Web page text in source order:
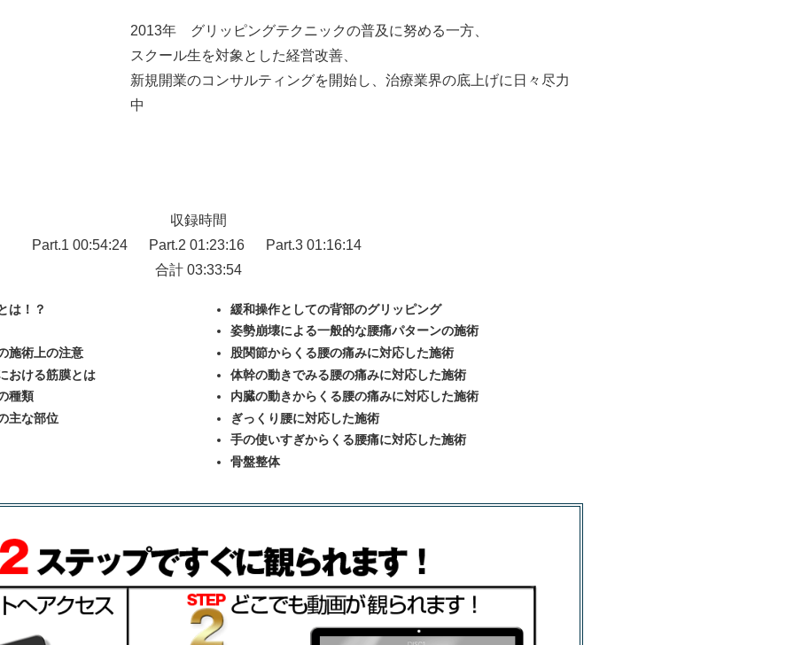
2013年 グリッピングテクニックの普及に努める一方、
スクール生を対象とした経営改善、
新規開業のコンサルティングを開始し、治療業界の底上げに日々尽力
中
収録時間
Part.1 00:54:24 Part.2 01:23:16 Part.3 01:16:14
合計 03:33:54
は！？
施術上の注意
おける筋膜とは
種類
主な部位
緩和操作としての背部のグリッピング
姿勢崩壊による一般的な腰痛パターンの施術
股関節からくる腰の痛みに対応した施術
体幹の動きでみる腰の痛みに対応した施術
内臓の動きからくる腰の痛みに対応した施術
ぎっくり腰に対応した施術
手の使いすぎからくる腰痛に対応した施術
骨盤整体